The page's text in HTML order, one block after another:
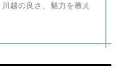
越の良さ、魅力を教え